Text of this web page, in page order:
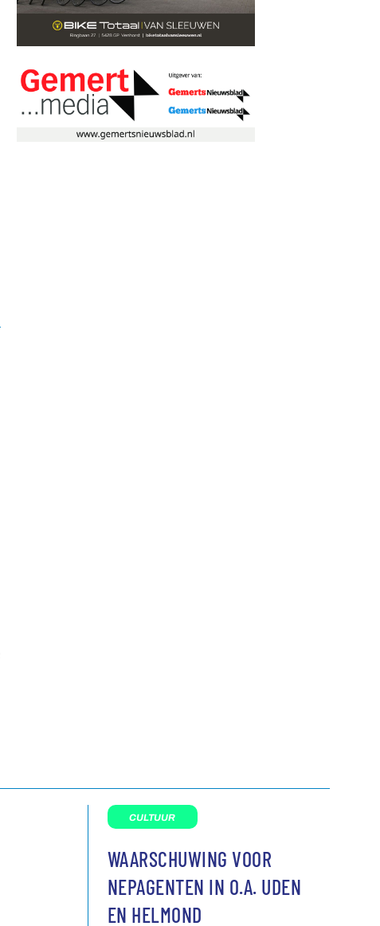
CULTUUR
WAARSCHUWING VOOR
NEPAGENTEN IN O.A. UDEN
EN HELMOND